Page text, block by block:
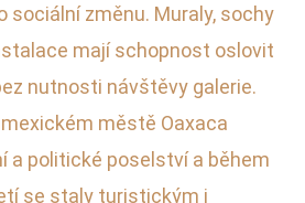
sociální změnu. Muraly, sochy
mají schopnost oslovit
nutnosti návštěvy galerie.
městě Oaxaca
a politické poselství a během
se staly turistickým i